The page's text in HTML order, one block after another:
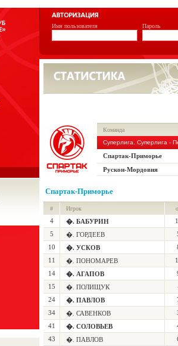
Имя пользователя Пароль
Команда
Суперлига. Суперлига -
Спартак-Приморье
Рускон-Мордовия
Спартак-Приморье
# Игрок
4 �. БАБУРИН
5
�. ГОРДЕЕВ
10
�. УСКОВ
11
�. ПОНОМАРЕВ
14
�. АГАПОВ
15
�. ПОЛИЩУК
24
�. ПАВЛОВ
34
�. САВЕНКОВ
41
�. СОЛОВЬЕВ
43
�. ПАВЛОВ